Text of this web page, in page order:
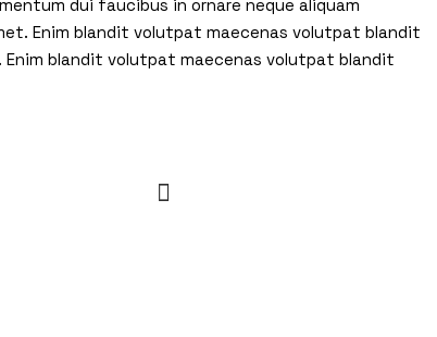
dui faucibus in ornare neque aliquam
Enim blandit volutpat maecenas volutpat blandit
blandit volutpat maecenas volutpat blandit